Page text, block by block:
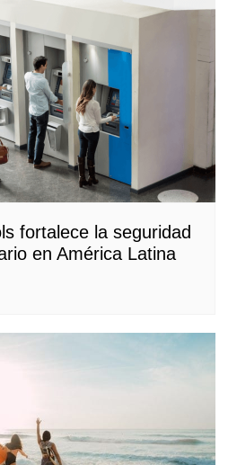
fortalece la seguridad
en América Latina